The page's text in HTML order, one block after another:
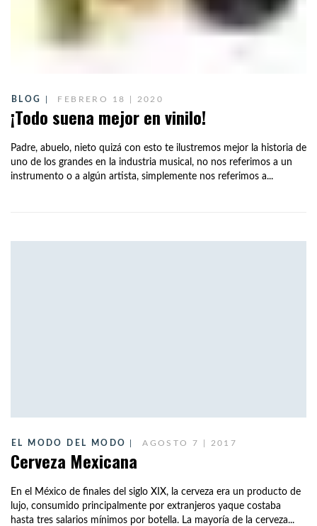
BLOG FEBRERO 18 | 2020
¡Todo suena mejor en vinilo!
Padre, abuelo, nieto quizá con esto te ilustremos mejor la historia de
uno de los grandes en la industria musical, no nos referimos a un
instrumento o a algún artista, simplemente nos referimos a...
EL MODO DEL MODO AGOSTO 7 | 2017
Cerveza Mexicana
En el México de finales del siglo XIX, la cerveza era un producto de
lujo, consumido principalmente por extranjeros yaque costaba
hasta tres salarios mínimos por botella. La mayoría de la cerveza...